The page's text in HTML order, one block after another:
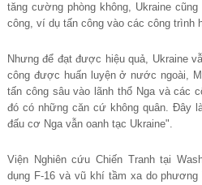
tăng cường phòng không, Ukraine
công, ví dụ tấn công vào các công trình
Nhưng để đạt được hiệu quả, Ukraine
công được huấn luyện ở nước ngoài,
tấn công sâu vào lãnh thổ Nga và các
đó có những căn cứ không quân. Đây
đấu cơ Nga vẫn oanh tạc Ukraine".
Viện Nghiên cứu Chiến Tranh tại
dụng F-16 và vũ khí tầm xa do